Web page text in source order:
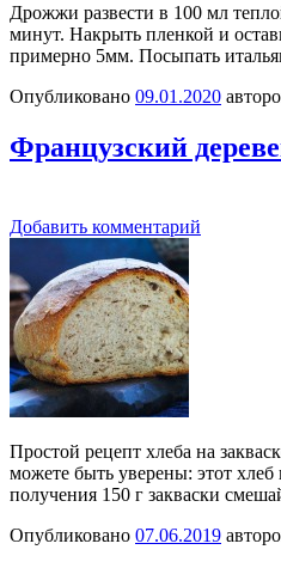
Дрожжи развести в 100 мл
минут. Накрыть пленкой и
примерно 5мм. Посыпать
Опубликовано 09.01.2020
Французский
Добавить комментарий
Простой рецепт хлеба на
можете быть уверены: этот
получения 150 г закваски
Опубликовано 07.06.2019